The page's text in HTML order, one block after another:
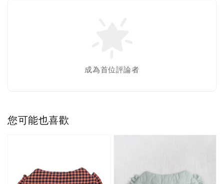
成為首位評論者
您可能也喜歡